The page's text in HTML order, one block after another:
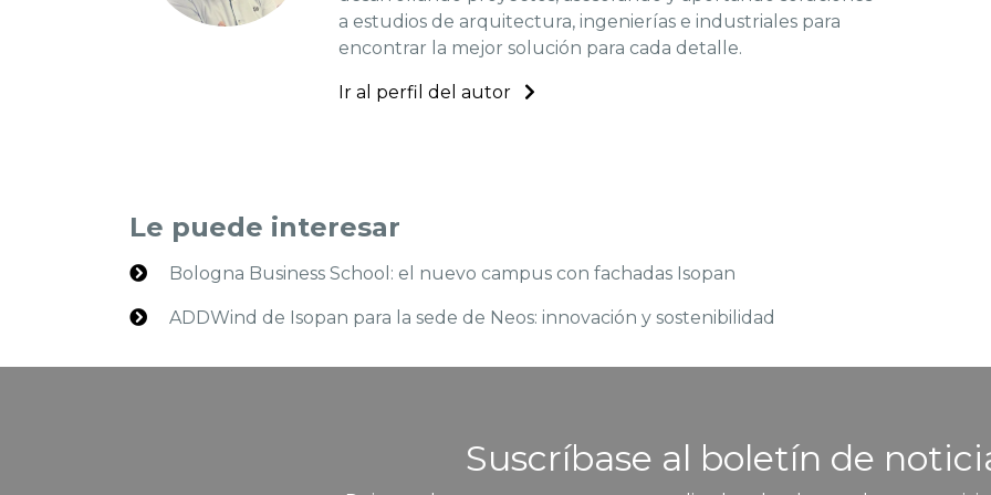
a estudios de arquitectura, ingenierías e industriales para
encontrar la mejor solución para cada detalle.
Ir al perfil del autor
Le puede interesar
Bologna Business School: el nuevo campus con fachadas Isopan
ADDWind de Isopan para la sede de Neos: innovación y sostenibilidad
Suscríbase al boletín de